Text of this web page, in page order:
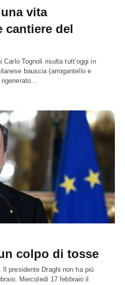
vita
cantiere del
Carlo Tognoli risulta tutt’oggi in
bauscia (arrogantello e
rigenerato…
colpo di tosse
presidente Draghi non ha più
Mercoledì 17 febbraio il